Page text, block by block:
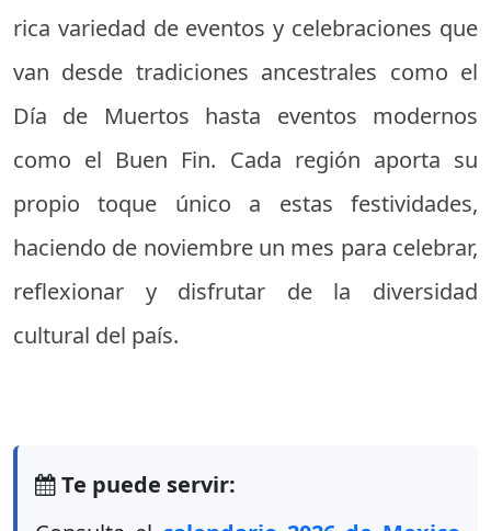
rica variedad de eventos y celebraciones que
van desde tradiciones ancestrales como el
Día de Muertos hasta eventos modernos
como el Buen Fin. Cada región aporta su
propio toque único a estas festividades,
haciendo de noviembre un mes para celebrar,
reflexionar y disfrutar de la diversidad
cultural del país.
Te puede servir: